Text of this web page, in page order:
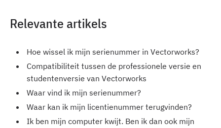
Relevante artikels
Hoe wissel ik mijn serienummer in Vectorworks?
Compatibiliteit tussen de professionele versie en
studentenversie van Vectorworks
Waar vind ik mijn serienummer?
Waar kan ik mijn licentienummer terugvinden?
Ik ben mijn computer kwijt. Ben ik dan ook mijn